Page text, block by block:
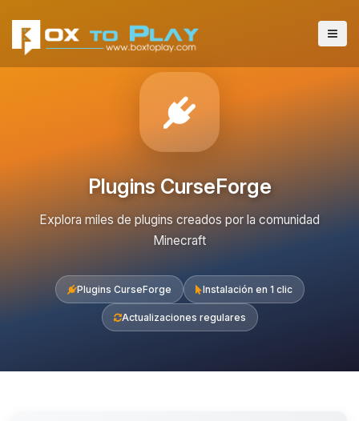
Plugins CurseForge
Explora miles de plugins creados por la comunidad
Minecraft
Plugins CurseForge Instalación en 1 clic
Actualizaciones regulares